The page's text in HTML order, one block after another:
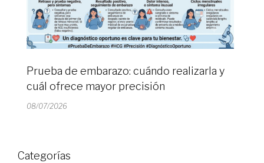
Prueba de embarazo: cuándo realizarla y
cuál ofrece mayor precisión
08/07/2026
Categorías